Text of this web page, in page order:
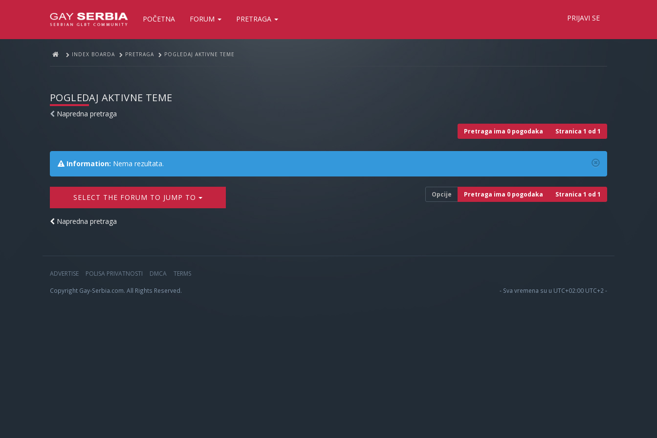
POČETNA FORUM PRETRAGA PRIJAVI SE
INDEX BOARDA PRETRAGA POGLEDAJ AKTIVNE TEME
POGLEDAJ AKTIVNE TEME
Napredna pretraga
Pretraga ima 0 pogodaka Stranica 1 od 1
Information: Nema rezultata.
Opcije Pretraga ima 0 pogodaka Stranica 1 od 1
SELECT THE FORUM TO JUMP TO
Napredna pretraga
ADVERTISE POLISA PRIVATNOSTI DMCA TERMS
Copyright Gay-Serbia.com. All Rights Reserved. - Sva vremena su u UTC+02:00 UTC+2 -